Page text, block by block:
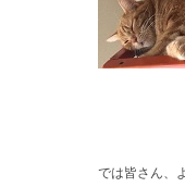
では皆さん、